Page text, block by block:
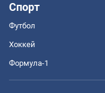
Спорт
Футбол
Хоккей
Формула-1